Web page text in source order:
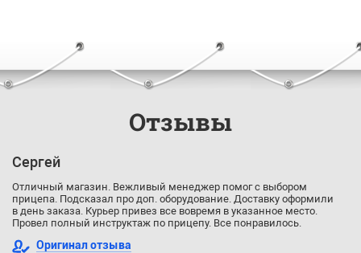
Отзывы
Сергей
Отличный магазин. Вежливый менеджер помог с выбором
прицепа. Подсказал про доп. оборудование. Доставку оформили
в день заказа. Курьер привез все вовремя в указанное место.
Провел полный инструктаж по прицепу. Все понравилось.
Оригинал отзыва